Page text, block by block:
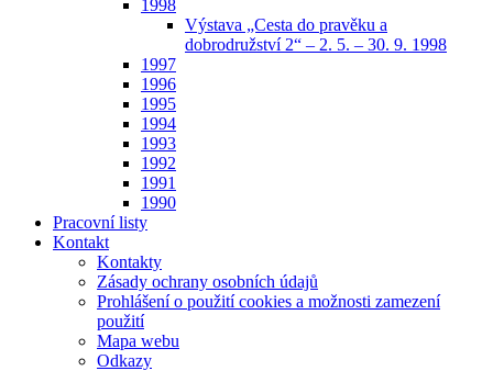
1998
Výstava „Cesta do pravěku a
dobrodružství 2“ – 2. 5. – 30. 9. 1998
1997
1996
1995
1994
1993
1992
1991
1990
Pracovní listy
Kontakt
Kontakty
Zásady ochrany osobních údajů
Prohlášení o použití cookies a možnosti zamezení
použití
Mapa webu
Odkazy